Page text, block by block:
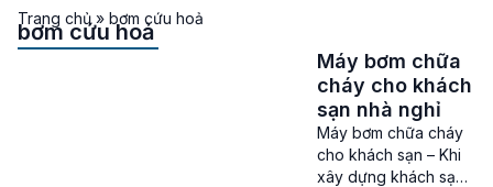
Trang chủ» bơm cứu hoả
bơm cứu hoả
Máy bơm chữa
cháy cho khách
sạn nhà nghỉ
Máy bơm chữa cháy
cho khách sạn – Khi
xây dựng khách sạn,